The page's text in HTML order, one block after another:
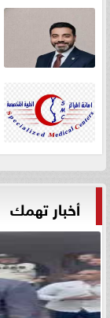
أخبار تهمك